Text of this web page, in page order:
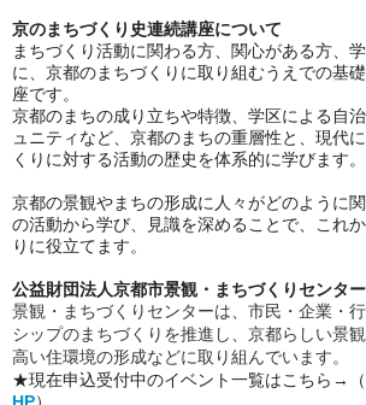
京のまちづくり史連続講座について
まちづくり活動に関わる方、関心がある方、
に、京都のまちづくりに取り組むうえでの基
座です。
京都のまちの成り立ちや特徴、学区による自
ュニティなど、京都のまちの重層性と、現代
くりに対する活動の歴史を体系的に学びます。
京都の景観やまちの形成に人々がどのように
の活動から学び、見識を深めることで、これ
りに役立てます。
公益財団法人京都市景観・まちづくりセンター
景観・まちづくりセンターは、市民・企業・
シップのまちづくりを推進し、京都らしい景
高い住環境の形成などに取り組んでいます。
★現在申込受付中のイベント一覧はこちら→（